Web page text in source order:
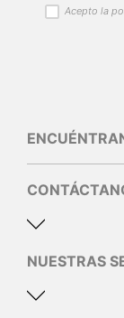
Acepto la
Dirección y
Calle 10 N°30 -
NUESTRAS